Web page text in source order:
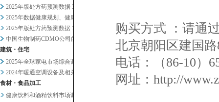
2025年版处方药预测数据 3
2025年数据健康规划、健康管...
2025年版处方药预测数据 1
中国生物制药CDMO公司的战略...
建筑・住宅
2025年全球家电市场综合调查
2024年暖通空调设备及相关业...
食材・食品加工
健康饮料和酒精饮料市场调查
购买方式 ：请通
北京朝阳区建国
电话：（86-
网址：http://